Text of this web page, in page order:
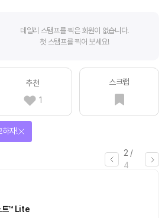
데일리 스탬프를 찍은 회원이 없습니다.
첫 스탬프를 찍어 보세요!
추천
1
스크랩
2 /
4
하자!
트™ Lite